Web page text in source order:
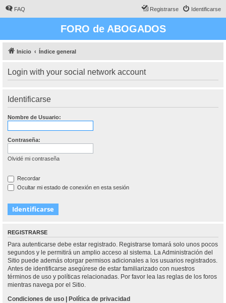
FAQ Identificarse
Registrarse
FORO de ABOGADOS
Inicio Índice general
Login with your social network account
Identificarse
Nombre de Usuario:
Contraseña:
Olvidé mi contraseña
Recordar
Ocultar mi estado de conexión en esta sesión
REGISTRARSE
Para autenticarse debe estar registrado. Registrarse tomará solo unos pocos
segundos y le permitirá un amplio acceso al sistema. La Administración del
Sitio puede además otorgar permisos adicionales a los usuarios registrados.
Antes de identificarse asegúrese de estar familiarizado con nuestros
términos de uso y políticas relacionadas. Por favor lea las reglas de los foros
mientras navega por el Sitio.
Condiciones de uso | Política de privacidad